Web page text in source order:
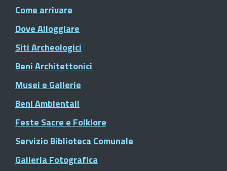
Come arrivare
Dove Alloggiare
Siti Archeologici
Beni Architettonici
Musei e Gallerie
Beni Ambientali
Feste Sacre e Folklore
Servizio Biblioteca Comunale
Galleria Fotografica